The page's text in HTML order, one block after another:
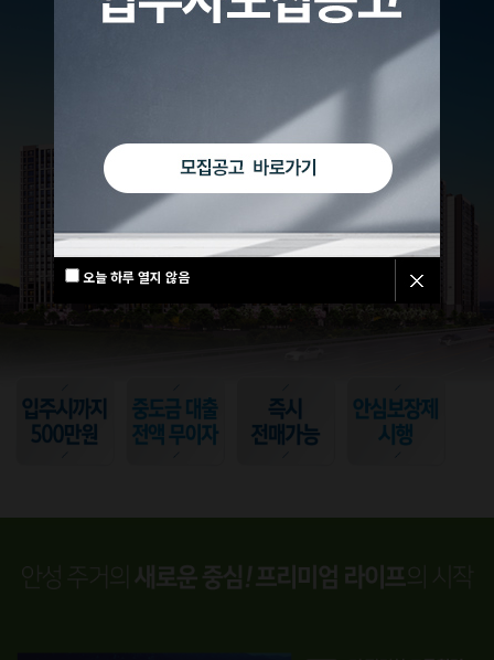
오늘 하루 열지 않음
오늘 하루 열지 않음
오늘 하루 열지 않음
오늘 하루 열지 않음